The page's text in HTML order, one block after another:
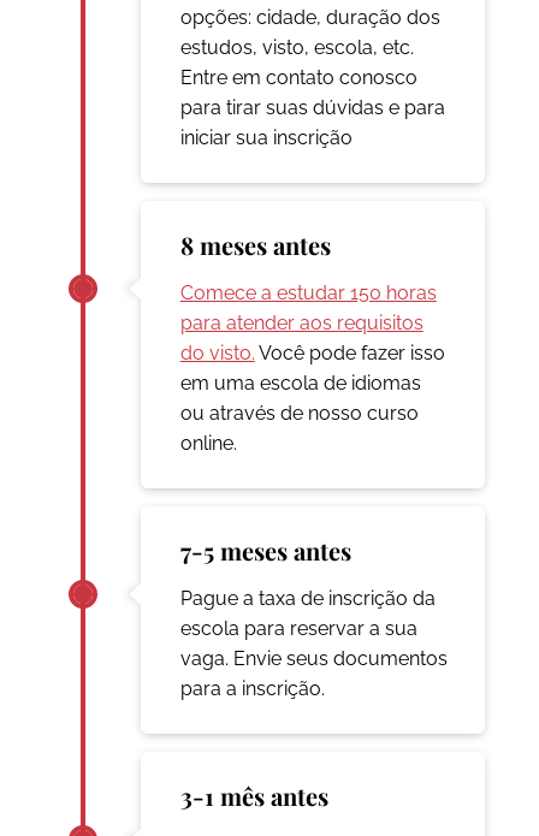
opções: cidade, duração dos
estudos, visto, escola, etc.
Entre em contato conosco
para tirar suas dúvidas e para
iniciar sua inscrição
8 meses antes
Comece a estudar 150 horas
para atender aos requisitos
do visto. Você pode fazer isso
em uma escola de idiomas
ou através de nosso curso
online.
7-5 meses antes
Pague a taxa de inscrição da
escola para reservar a sua
vaga. Envie seus documentos
para a inscrição.
3-1 mês antes